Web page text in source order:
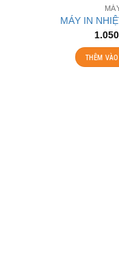
MÁY IN
THÊM